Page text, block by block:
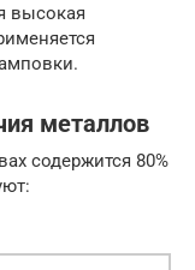
высокая
металлов
содержится 80%